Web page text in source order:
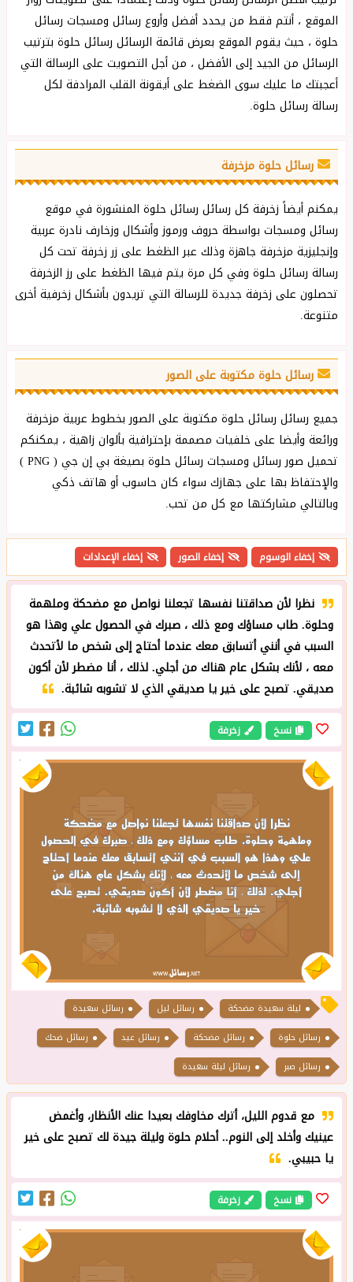
الموقع ، أنتم فقط من يحدد أفضل وأروع رسائل ومسجات رسائل
حلوة ، حيث يقوم الموقع بعرض قائمة الرسائل رسائل حلوة بترتيب
الرسائل من الجيد إلى الأفضل ، من أجل التصويت على الرسالة التي
أعجبتك ما عليك سوى الضغط على أيقونة القلب المرادفة لكل
رسالة رسائل حلوة.
رسائل حلوة مزخرفة
يمكنم أيضاً زخرفة كل رسائل رسائل حلوة المنشورة في موقع
رسائل ومسجات بواسطة حروف ورموز وأشكال وزخارف نادرة عربية
وإنجليزية مزخرفة جاهزة وذلك عبر الظغط على زر زخرفة تحت كل
رسالة رسائل حلوة وفي كل مرة يتم فيها الظغط على رز الزخرفة
تحصلون على زخرفة جديدة للرسالة التي تريدون بأشكال زخرفية أخرى
متنوعة.
رسائل حلوة مكتوبة على الصور
جميع رسائل رسائل حلوة مكتوبة على الصور بخطوط عربية مزخرفة
ورائعة وأيضا على خلفيات مصممة بإحترافية بألوان زاهية ، يمكنكم
تحميل صور رسائل ومسجات رسائل حلوة بصيغة بي إن جي ( PNG )
والإحتفاظ بها على جهازك سواء كان حاسوب أو هاتف ذكي
وبالتالي مشاركتها مع كل من تحب.
إخفاء الوسوم إخفاء الصور إخفاء الإعدادات
نظرا لأن صداقتنا نفسها تجعلنا نواصل مع مضحكة وملهمة
وحلوة. طاب مساؤك ومع ذلك ، صبرك في الحصول علي وهذا هو
السبب في أنني أتسابق معك عندما أحتاج إلى شخص ما لأتحدث
معه ، لأنك بشكل عام هناك من أجلي. لذلك ، أنا مضطر لأن أكون
صديقي. تصبح على خير يا صديقي الذي لا تشوبه شائبة.
نسخ زخرفة
ليلة سعيدة مضحكة رسائل ليل
رسائل سعيدة
رسائل حلوة
رسائل مضحكة رسائل عيد
رسائل ضحك
رسائل صبر
رسائل ليلة سعيدة
مع قدوم الليل، أترك مخاوفك بعيدا عنك الأنظار، وأغمض
عينيك وأخلد إلى النوم.. أحلام حلوة وليلة جيدة لك تصبح على خير
يا حبيبي.
نسخ زخرفة